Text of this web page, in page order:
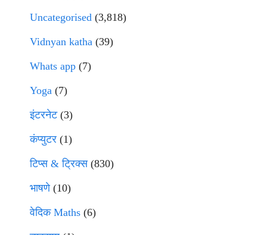
Uncategorised (3,818)
Vidnyan katha (39)
Whats app (7)
Yoga (7)
इंटरनेट(3)
कंप्युटर (1)
टिप्स & ट्रिक्स(830)
भाषणे(10)
वेदिक Maths (6)